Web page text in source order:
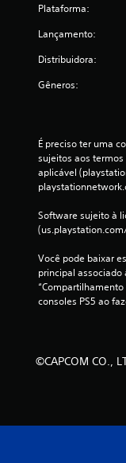
Plataforma:
Lançamento:
Distribuidora:
Gêneros:
É preciso ter uma
sujeitos aos
aplicável
Software sujeito à
Você pode baixar
principal
consoles PS5 ao
©CAPCOM CO.,